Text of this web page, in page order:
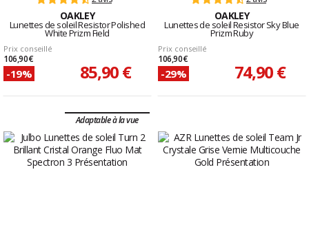
OAKLEY
Lunettes de soleil Resistor Polished
White Prizm Field
Prix conseillé
106,90 €
-19% 85,90 €
OAKLEY
Lunettes de soleil Resistor Sky Blue
Prizm Ruby
Prix conseillé
106,90 €
-29% 74,90 €
Adaptable à la vue